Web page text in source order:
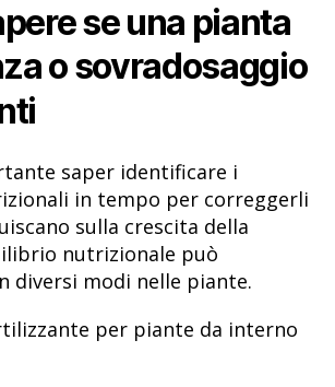
se una pianta
o sovradosaggio
saper identificare i
in tempo per correggerli
sulla crescita della
nutrizionale può
diversi modi nelle piante.